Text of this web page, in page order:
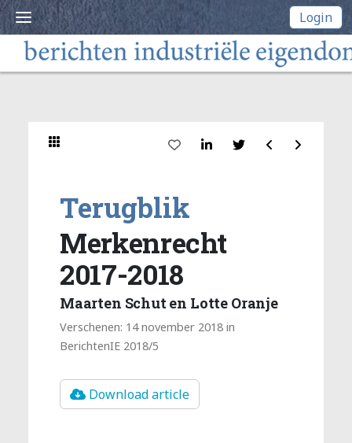
Login
Terugblik
Merkenrecht
2017-2018
Maarten Schut en Lotte Oranje
Verschenen: 14 november 2018 in
BerichtenIE 2018/5
Download article